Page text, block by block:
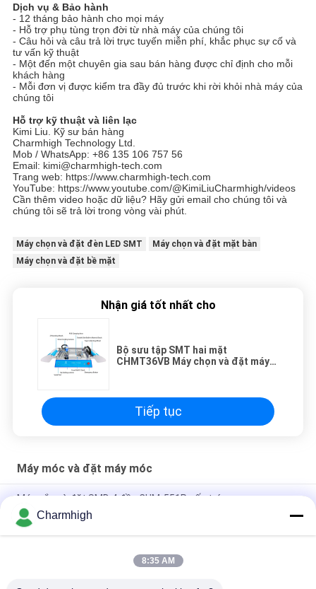
Dịch vụ & Bảo hành
- 12 tháng bảo hành cho mọi máy
- Hỗ trợ phụ tùng trọn đời từ nhà máy của chúng tôi
- Câu hỏi và câu trả lời trực tuyến miễn phí, khắc phục sự cố và
tư vấn kỹ thuật
- Một đến một chuyên gia sau bán hàng được chỉ định cho mỗi
khách hàng
- Mỗi đơn vị được kiểm tra đầy đủ trước khi rời khỏi nhà máy của
chúng tôi
Hỗ trợ kỹ thuật và liên lạc
Kimi Liu. Kỹ sư bán hàng
Charmhigh Technology Ltd.
Mob / WhatsApp: +86 135 106 757 56
Email: kimi@charmhigh-tech.com
Trang web: https://www.charmhigh-tech.com
YouTube: https://www.youtube.com/@KimiLiuCharmhigh/videos
Cần thêm video hoặc dữ liệu? Hãy gửi email cho chúng tôi và
chúng tôi sẽ trả lời trong vòng vài phút.
Máy chọn và đặt đèn LED SMT
Máy chọn và đặt mặt bàn
Máy chọn và đặt bề mặt
Nhận giá tốt nhất cho
Bộ sưu tập SMT hai mặt
CHMT36VB Máy chọn và đặt máy
Tiếp tục
Máy móc và đặt máy móc
Máy gắp và đặt SMD 4 đầu CHM-551P cấu trúc gang
Thiết kế hẹp Mô-đun TC06 độ chính xác cao Máy gắp và đặt
SMT 6 đầu Hỗ trợ 01005
Charmhigh TM08 PCBA sản xuất SMT Chip Mounter
Charmhigh
8:35 AM